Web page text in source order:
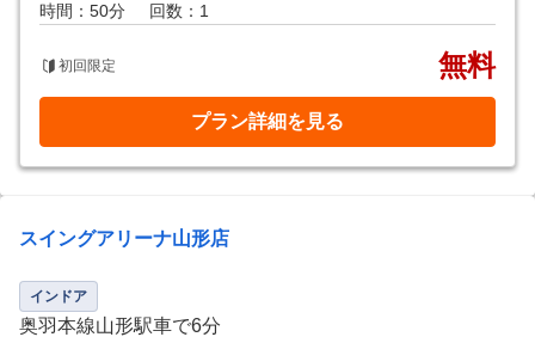
時間：50分
回数：1
初回限定 無料
プラン詳細を見る
スイングアリーナ山形店
インドア
奥羽本線山形駅車で6分